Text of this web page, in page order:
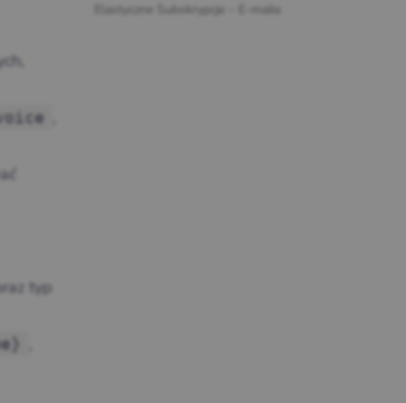
typ
Elastyczne Subskrypcje – E-maile